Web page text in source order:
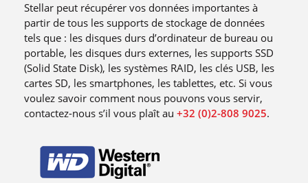
Stellar peut récupérer vos données importantes à
partir de tous les supports de stockage de données
tels que : les disques durs d’ordinateur de bureau ou
portable, les disques durs externes, les supports SSD
(Solid State Disk), les systèmes RAID, les clés USB, les
cartes SD, les smartphones, les tablettes, etc. Si vous
voulez savoir comment nous pouvons vous servir,
contactez-nous s’il vous plaît au+32 (0)2-808 9025.